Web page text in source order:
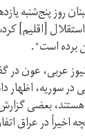
روز پنج‌شنبه
[اقلیم]
برده است".
عربی، عون در
در سوریه،
بعضی
اخیراً در عراق